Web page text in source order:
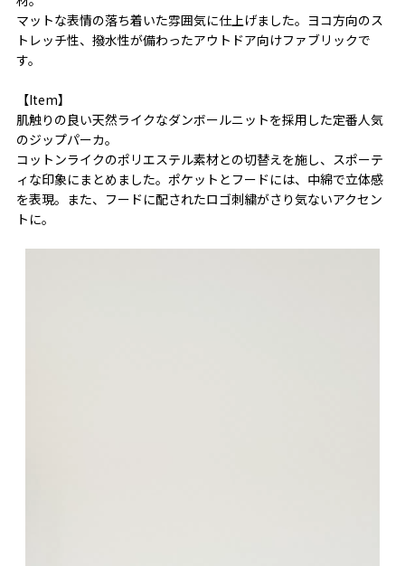
マットな表情の落ち着いた雰囲気に仕上げました。ヨコ方向のス
トレッチ性、撥水性が備わったアウトドア向けファブリックで
す。
【Item】
肌触りの良い天然ライクなダンボールニットを採用した定番人気
のジップパーカ。
コットンライクのポリエステル素材との切替えを施し、スポーテ
ィな印象にまとめました。ポケットとフードには、中綿で立体感
を表現。また、フードに配されたロゴ刺繍がさり気ないアクセン
トに。